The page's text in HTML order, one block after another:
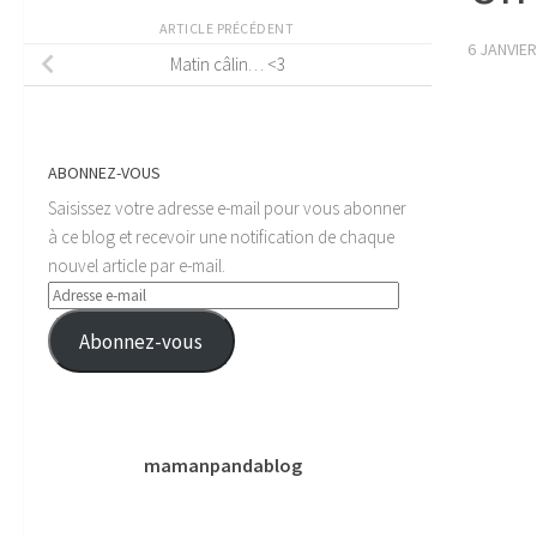
6
ARTICLE PRÉCÉDENT
Matin câlin… <3
ABONNEZ-VOUS
Saisissez votre adresse e-mail pour vous abonner
à ce blog et recevoir une notification de chaque
nouvel article par e-mail.
Adresse
e-
mail
Abonnez-vous
mamanpandablog